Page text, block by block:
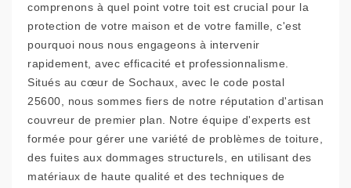
comprenons à quel point votre toit est crucial pour la
protection de votre maison et de votre famille, c'est
pourquoi nous nous engageons à intervenir
rapidement, avec efficacité et professionnalisme.
Situés au cœur de Sochaux, avec le code postal
25600, nous sommes fiers de notre réputation d'artisan
couvreur de premier plan. Notre équipe d'experts est
formée pour gérer une variété de problèmes de toiture,
des fuites aux dommages structurels, en utilisant des
matériaux de haute qualité et des techniques de